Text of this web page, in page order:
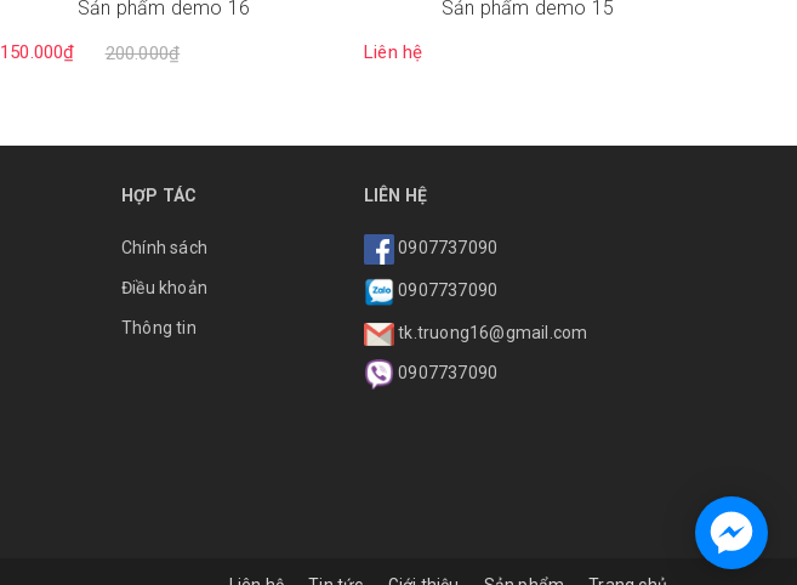
Sản phẩm demo 16
150.000₫ 200.000₫
Sản phẩm demo 15
Liên hệ
HỢP TÁC
Chính sách
Điều khoản
Thông tin
LIÊN HỆ
0907737090
0907737090
tk.truong16@gmail.com
0907737090